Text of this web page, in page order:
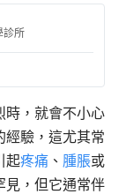
診所
時，就會不小心
經驗，這尤其常
起疼痛 、 腫脹或
見，但它通常伴